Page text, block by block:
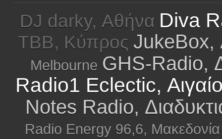
DJ darky, Αθήνα Diva
TBB, Κύπρος JukeBox,
Melbourne GHS-Radio,
Radio1 Eclectic,
Notes Radio,
Radio Energy 96,6, Μακεδονία